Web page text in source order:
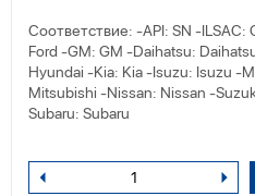
Соответствие: -API: SN -ILSAC:
Ford -GM: GM -Daihatsu:
Hyundai -Kia: Kia -Isuzu: Isuzu -
Mitsubishi -Nissan: Nissan -
Subaru: Subaru